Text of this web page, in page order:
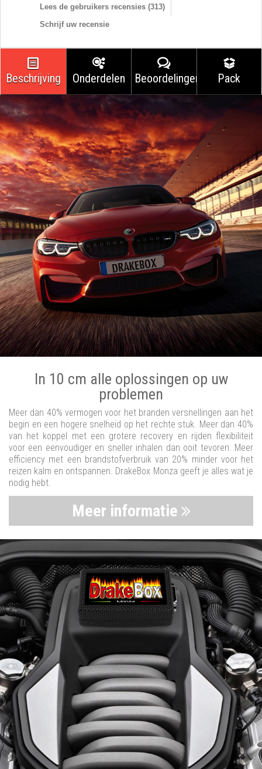
Lees de gebruikers recensies (313)
Schrijf uw recensie
Beschrijving Onderdelen Beoordelingen Pack
In 10 cm alle oplossingen op uw
problemen
Meer dan 40% vermogen voor het branden versnellingen aan het
begin en een hogere snelheid op het rechte stuk. Meer dan 40%
van het koppel met een grotere recovery en rijden flexibiliteit
voor een eenvoudiger en sneller inhalen dan ooit tevoren. Meer
efficiency met een brandstofverbruik van 20% minder voor het
reizen kalm en ontspannen. DrakeBox Monza geeft je alles wat je
nodig hebt.
Meer informatie